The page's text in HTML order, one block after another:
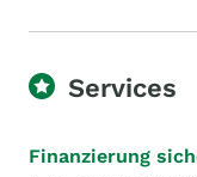
Services
Finanzierung